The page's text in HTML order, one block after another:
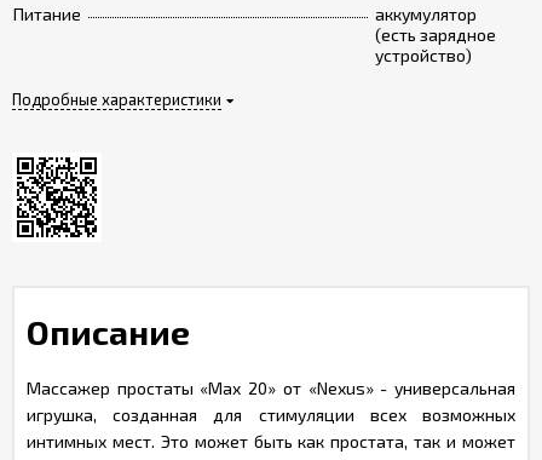
Питание
аккумулятор
(есть зарядное
устройство)
Подробные характеристики
Описание
Массажер простаты «Max 20» от «Nexus» - универсальная
игрушка, созданная для стимуляции всех возможных
интимных мест. Это может быть как простата, так и может